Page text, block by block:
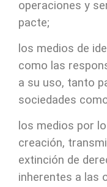
operaciones y
pacte;
los medios de
como las
a su uso, tanto
sociedades
los medios por
creación,
extinción de
inherentes a las